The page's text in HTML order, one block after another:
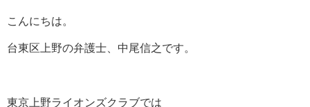
こんにちは。
台東区上野の弁護士、中尾信之です。
東京上野ライオンズクラブでは